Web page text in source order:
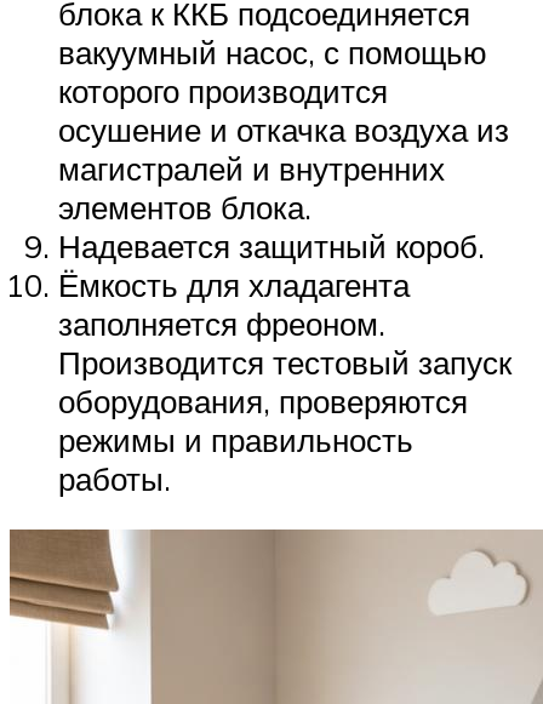
блока к ККБ подсоединяется
вакуумный насос, с помощью
которого производится
осушение и откачка воздуха из
магистралей и внутренних
элементов блока.
Надевается защитный короб.
Ёмкость для хладагента
заполняется фреоном.
Производится тестовый запуск
оборудования, проверяются
режимы и правильность
работы.